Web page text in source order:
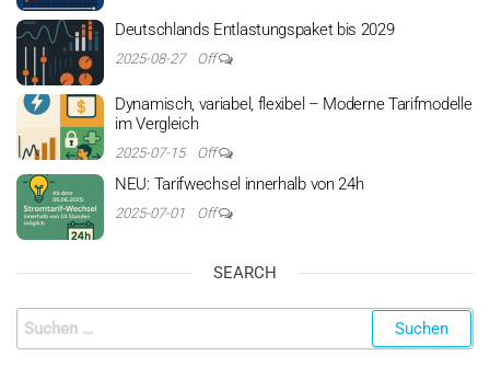
Deutschlands Entlastungspaket bis 2029
2025-08-27 Off
Dynamisch, variabel, flexibel – Moderne Tarifmodelle
im Vergleich
2025-07-15 Off
NEU: Tarifwechsel innerhalb von 24h
2025-07-01 Off
SEARCH